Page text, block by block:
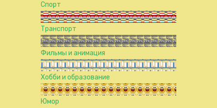
Спорт
Транспорт
Фильмы и анимация
Хобби и образование
Юмор